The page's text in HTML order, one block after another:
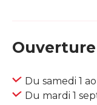
Ouverture
Du samedi 1
Du mardi 1